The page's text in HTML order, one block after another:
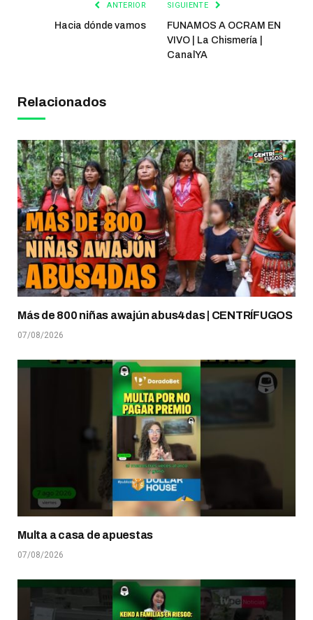
ANTERIOR
Hacia dónde vamos
SIGUIENTE
FUNAMOS A OCRAM EN
VIVO | La Chismería |
CanalYA
Relacionados
Más de 800 niñas awajún abus4das | CENTRÍFUGOS
07/08/2026
Multa a casa de apuestas
07/08/2026